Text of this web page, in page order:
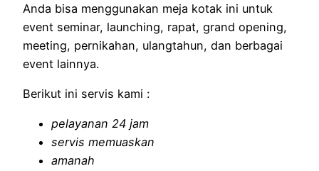
Anda bisa menggunakan meja kotak ini untuk
event seminar, launching, rapat, grand opening,
meeting, pernikahan, ulangtahun, dan berbagai
event lainnya.
Berikut ini servis kami :
pelayanan 24 jam
servis memuaskan
amanah